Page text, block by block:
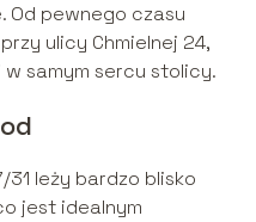
Od pewnego czasu
ulicy Chmielnej 24,
samym sercu stolicy.
31 leży bardzo blisko
jest idealnym